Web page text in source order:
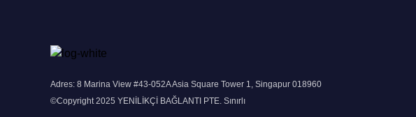
Adres: 8 Marina View #43-052A Asia Square Tower 1, Singapur 018960
©Copyright 2025 YENİLİKÇİ BAĞLANTI PTE. Sınırlı